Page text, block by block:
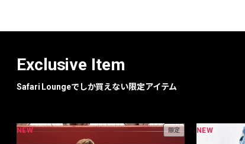
Exclusive Item
Safari Loungeでしか買えない限定アイテム
NEW 限定 NEW